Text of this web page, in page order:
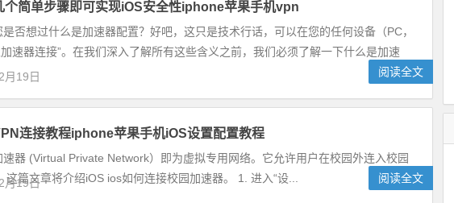
个简单步骤即可实现iOS安全性iphone苹果手机vpn
是否想过什么是加速器配置？好吧，这只是技术行话，可以在您的任何设备（PC，
速器连接”。在我们深入了解所有这些含义之前，我们必须了解一下什么是加速
月19日 阅读全文
连接教程iphone苹果手机iOS设置配置教程
速器 (Virtual Private Network）即为虚拟专用网络。它允许用户在校园外连入校园
篇文章将介绍iOS ios如何连接校园加速器。 1. 进入“设...
月19日 阅读全文